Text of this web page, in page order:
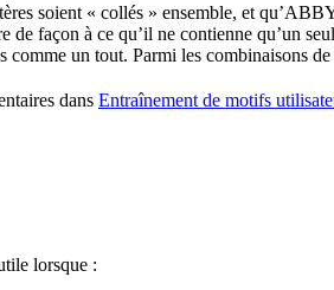
soient « collés » ensemble, et
de façon à ce qu’il ne contienne qu’un
comme un tout. Parmi les combinaisons
dans Entraînement de motifs
lorsque :